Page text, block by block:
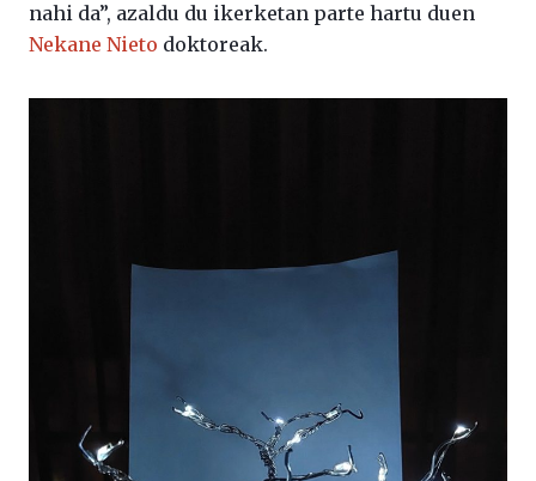
nahi da”, azaldu du ikerketan parte hartu duen
Nekane Nieto doktoreak.